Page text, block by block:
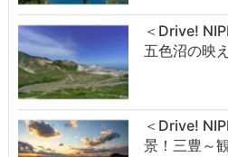
＜Drive!
五色沼の映
＜Drive!
景！三豊～